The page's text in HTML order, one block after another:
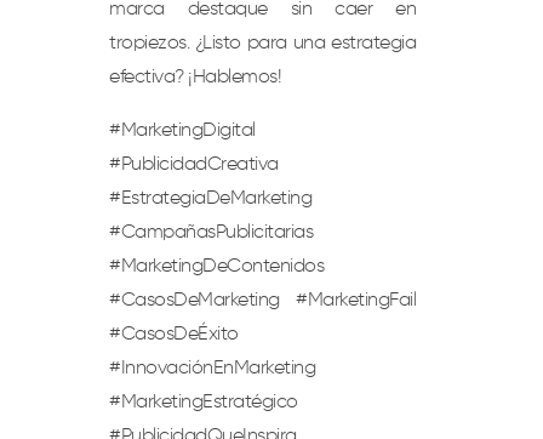
marca destaque sin caer en
tropiezos. ¿Listo para una estrategia
efectiva? ¡Hablemos!
#MarketingDigital
#PublicidadCreativa
#EstrategiaDeMarketing
#CampañasPublicitarias
#MarketingDeContenidos
#CasosDeMarketing #MarketingFail
#CasosDeÉxito
#InnovaciónEnMarketing
#MarketingEstratégico